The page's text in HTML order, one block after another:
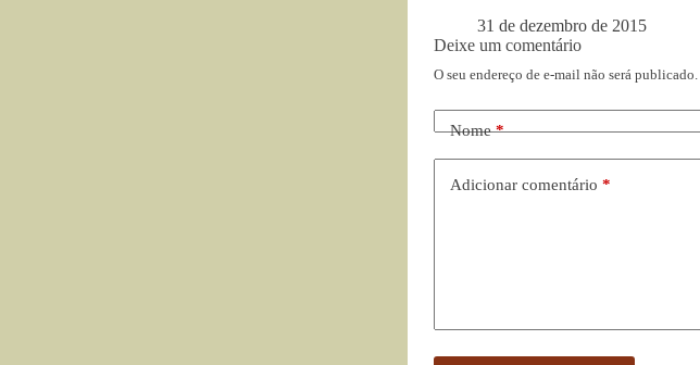
31 de dezembro de 2015
Deixe um comentário
O seu endereço de e-mail não será publicado.
Nome*
Adicionar comentário *